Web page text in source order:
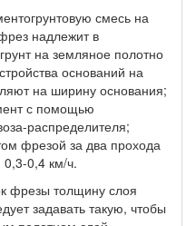
смесь на
надлежит в
на земляное полотно
оснований на
на ширину основания;
с помощью
распределителя;
фрезой за два прохода
0,3-0,4 км/ч.
фрезы толщину слоя
задавать такую, чтобы